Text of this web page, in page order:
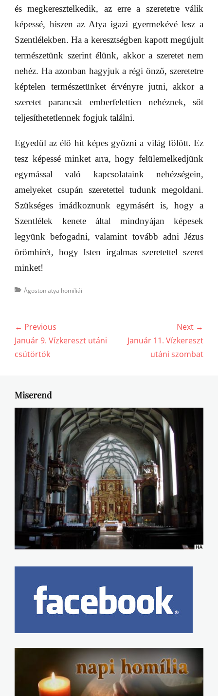
és megkeresztelkedik, az erre a szeretetre válik
képessé, hiszen az Atya igazi gyermekévé lesz a
Szentlélekben. Ha a keresztségben kapott megújult
természetünk szerint élünk, akkor a szeretet nem
nehéz. Ha azonban hagyjuk a régi önző, szeretetre
képtelen természetünket érvényre jutni, akkor a
szeretet parancsát emberfelettien nehéznek, sőt
teljesíthetetlennek fogjuk találni.
Egyedül az élő hit képes győzni a világ fölött. Ez
tesz képessé minket arra, hogy felülemelkedjünk
egymással való kapcsolataink nehézségein,
amelyeket csupán szeretettel tudunk megoldani.
Szükséges imádkoznunk egymásért is, hogy a
Szentlélek kenete által mindnyájan képesek
legyünk befogadni, valamint tovább adni Jézus
örömhírét, hogy Isten irgalmas szeretettel szeret
minket!
Categories
Ágoston atya homíliái
Bejegyzés
navigáció
← Previous
Previous
post:
Január 9. Vízkereszt utáni
csütörtök
Next →
Január 11. Vízkereszt
utáni szombat
Miserend